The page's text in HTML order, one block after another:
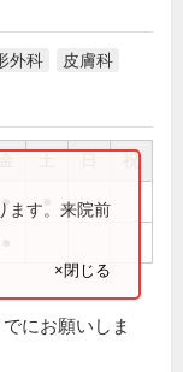
外科 皮膚科
祝
●ます。来院前
×閉じる
にお願いしま